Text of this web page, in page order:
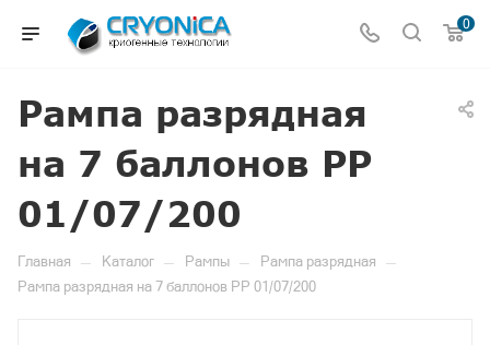
0
Рампа разрядная
на 7 баллонов РР
01/07/200
Главная — Каталог — Рампы — Рампа разрядная —
Рампа разрядная на 7 баллонов РР 01/07/200